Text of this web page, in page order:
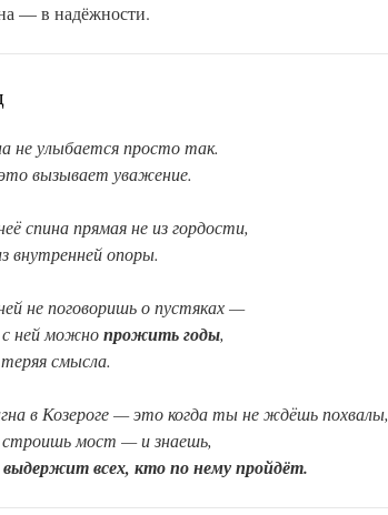
— в надёжности.
не улыбается просто так.
вызывает уважение.
спина прямая не из гордости,
внутренней опоры.
не поговоришь о пустяках —
ней можнопрожить годы,
смысла.
в Козероге — это когда ты не ждёшь похвалы,
мост — и знаешь,
всех, кто по нему пройдёт.